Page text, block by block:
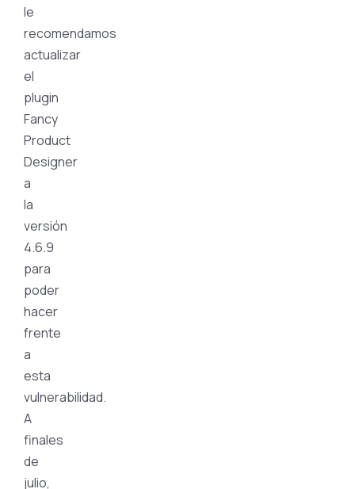
le
recomendamos
actualizar
el
plugin
Fancy
Product
Designer
a
la
versión
4.6.9
para
poder
hacer
frente
a
esta
vulnerabilidad.
A
finales
de
julio,